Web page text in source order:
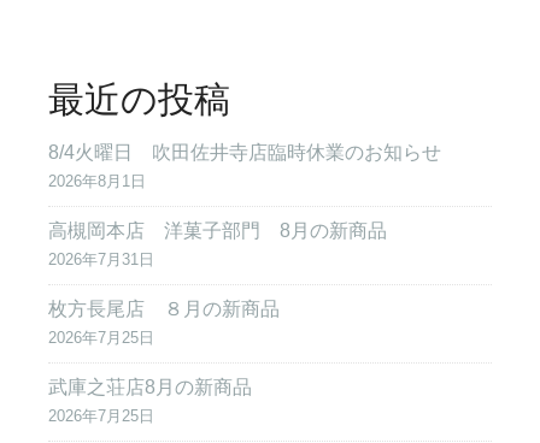
最近の投稿
8/4火曜日 吹田佐井寺店臨時休業のお知らせ
2026年8月1日
高槻岡本店 洋菓子部門 8月の新商品
2026年7月31日
枚方長尾店 ８月の新商品
2026年7月25日
武庫之荘店8月の新商品
2026年7月25日